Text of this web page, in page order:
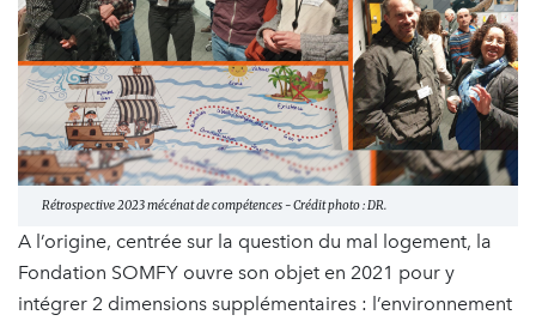
Rétrospective 2023 mécénat de compétences - Crédit photo : DR.
A l’origine, centrée sur la question du mal logement, la
Fondation SOMFY ouvre son objet en 2021 pour y
intégrer 2 dimensions supplémentaires : l’environnement